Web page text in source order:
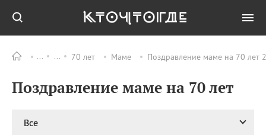
70 лет Маме Поздравление маме на 70 лет
Поздравление маме на 70 лет
Все
ПРАЗДНИКИ Все
09.08 День памяти
великомученика и